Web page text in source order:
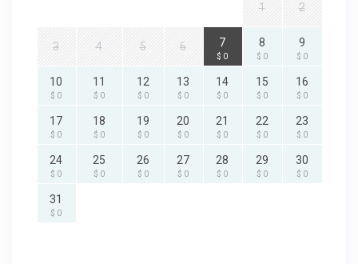
1 2
3 4 5 6 7
$ 0
8
$ 0
9
$ 0
10
$ 0
11
$ 0
12
$ 0
13
$ 0
14
$ 0
15
$ 0
16
$ 0
17
$ 0
18
$ 0
19
$ 0
20
$ 0
21
$ 0
22
$ 0
23
$ 0
24
$ 0
25
$ 0
26
$ 0
27
$ 0
28
$ 0
29
$ 0
30
$ 0
31
$ 0